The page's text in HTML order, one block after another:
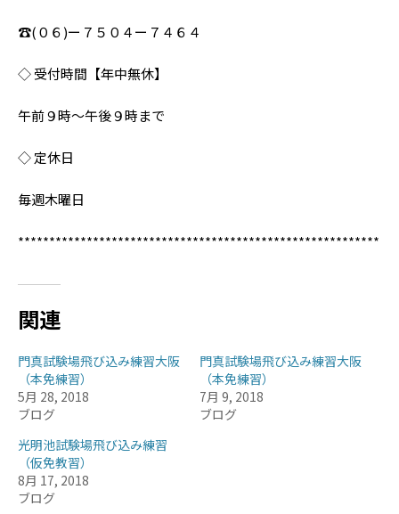
☎︎(０６)ー７５０４ー７４６４
◇ 受付時間【年中無休】
午前９時〜午後９時まで
◇ 定休日
毎週木曜日
**********************************************************
関連
門真試験場飛び込み練習大阪
（本免練習）
5月 28, 2018
ブログ
門真試験場飛び込み練習大阪
（本免練習）
7月 9, 2018
ブログ
光明池試験場飛び込み練習
（仮免教習）
8月 17, 2018
ブログ